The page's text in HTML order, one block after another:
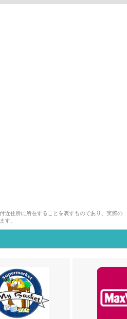
近住所に所在することを表すものであり、実際の
す。